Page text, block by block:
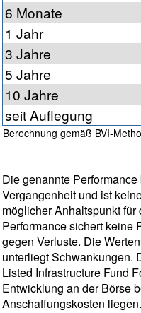
6 Monate
1 Jahr
3 Jahre
5 Jahre
10 Jahre
seit Auflegung
Berechnung gemäß BVI-
Die genannte
Vergangenheit und ist
möglicher Anhaltspunkt
Performance sichert keine
gegen Verluste. Die
unterliegt Schwankungen.
Listed Infrastructure Fund
Entwicklung an der Börse
Anschaffungskosten liegen.